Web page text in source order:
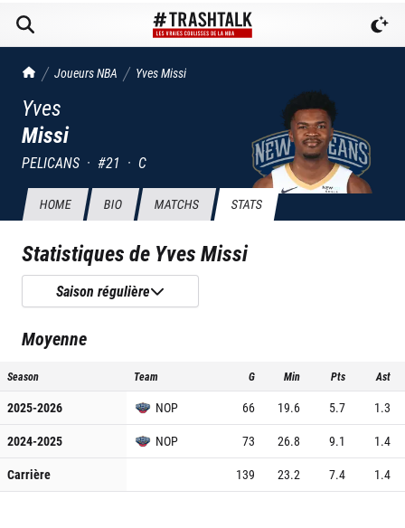
TrashTalk Actu NBA
Joueurs NBA YvesMissi
Yves
Missi
PELICANS · #21 · C
HOME BIO MATCHS STATS
Statistiques de Yves Missi
Saison régulière
Moyenne
Season Team G Min Pts Ast
2025-2026 NOP 66 19.6 5.7
1.3
2024-2025
NOP 73 26.8 9.1
1.4
Carrière
139 23.2 7.4 1.4